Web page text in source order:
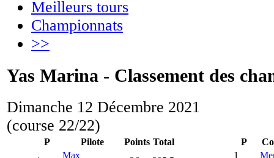
Meilleurs tours
Championnats
>>
Yas Marina - Classement des
Dimanche 12 Décembre 2021
(course 22/22)
P Pilote Points Total
Max
P
1